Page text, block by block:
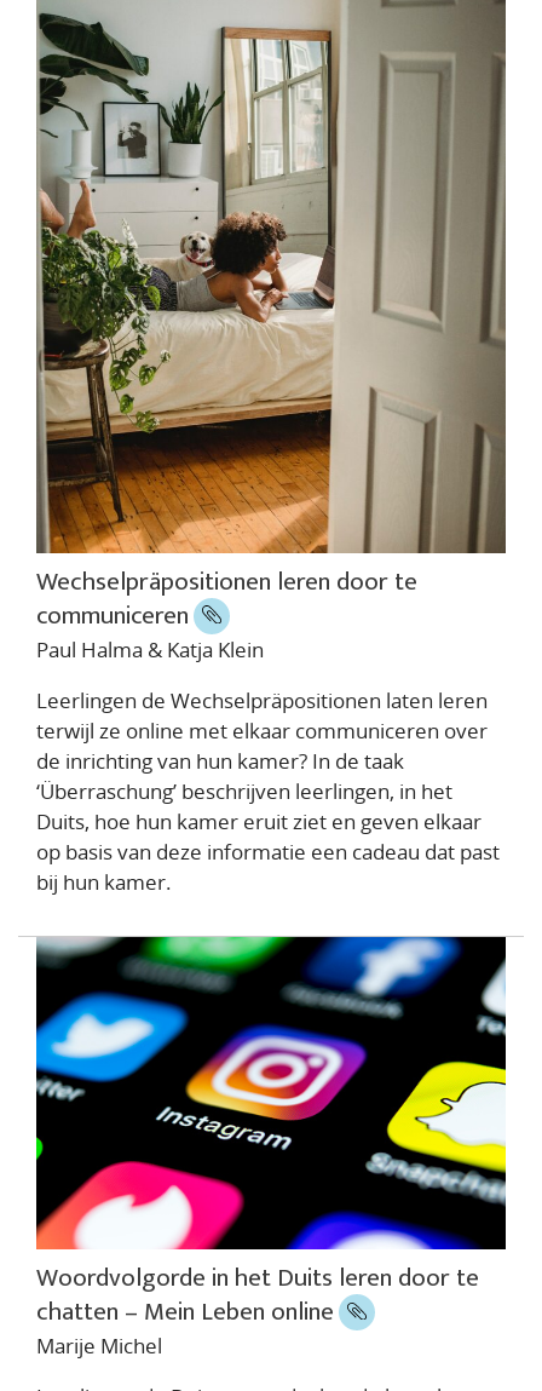
Wechselpräpositionen leren door te
communiceren
Paul Halma & Katja Klein
Leerlingen de Wechselpräpositionen laten leren
terwijl ze online met elkaar communiceren over
de inrichting van hun kamer? In de taak
‘Überraschung’ beschrijven leerlingen, in het
Duits, hoe hun kamer eruit ziet en geven elkaar
op basis van deze informatie een cadeau dat past
bij hun kamer.
Woordvolgorde in het Duits leren door te
chatten – Mein Leben online
Marije Michel